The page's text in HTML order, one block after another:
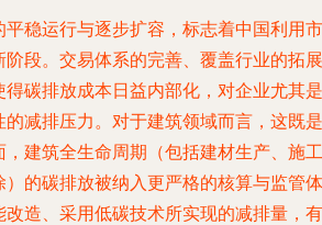
稳运行与逐步扩容，标志着中国利用市
段。交易体系的完善、覆盖行业的拓展
碳排放成本日益内部化，对企业尤其是
减排压力。对于建筑领域而言，这既是
建筑全生命周期（包括建材生产、施工
的碳排放被纳入更严格的核算与监管体
造、采用低碳技术所实现的减排量，有